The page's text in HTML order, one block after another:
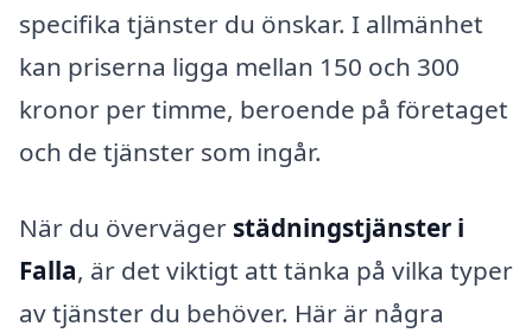
specifika tjänster du önskar. I allmänhet
kan priserna ligga mellan 150 och 300
kronor per timme, beroende på företaget
och de tjänster som ingår.
När du överväger städningstjänster i
Falla, är det viktigt att tänka på vilka typer
av tjänster du behöver. Här är några